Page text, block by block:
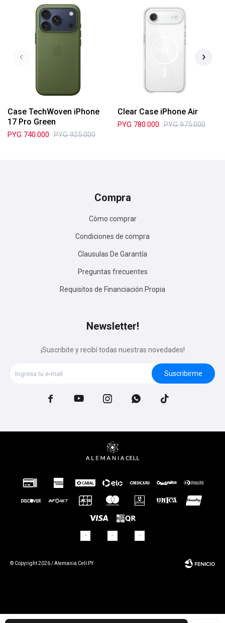
Case TechWoven iPhone
17 Pro Green
PYG 740.000 PYG 925.000
Clear Case iPhone Air
PYG 780.000 PYG 975.000
Compra
Cómo comprar
Condiciones de compra
Clausulas De Garantía
Preguntas frecuentes
Requisitos de Financiación Propia
Newsletter!
¡Suscribite y recibí todas nuestras novedades!
Suscribirme
    
© Copyright 2026 / Alemania Cell PY